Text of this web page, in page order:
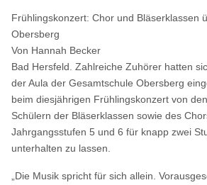
Frühlingskonzert: Chor und Bläserklassen
Obersberg
Von Hannah Becker
Bad Hersfeld. Zahlreiche Zuhörer hatten
der Aula der Gesamtschule Obersberg
beim diesjährigen Frühlingskonzert von
Schülern der Bläserklassen sowie des
Jahrgangsstufen 5 und 6 für knapp zwei
unterhalten zu lassen.
„Die Musik spricht für sich allein.